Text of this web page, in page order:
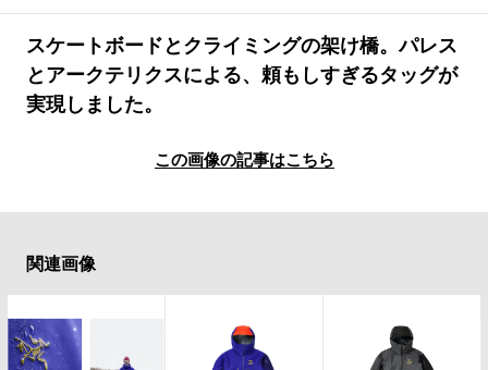
#LIFESTYLE #SNEAKER #OUTDOOR
#SPORTS
スケートボードとクライミングの架け橋。パレス
とアークテリクスによる、頼もしすぎるタッグが
実現しました。
この画像の記事はこちら
関連画像